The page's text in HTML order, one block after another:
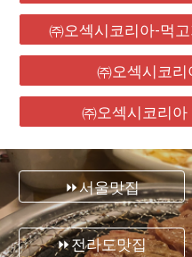
㈜오섹시코리아-먹
㈜오섹시코
㈜오섹시코리
⏩서울맛집
⏩전라도맛집